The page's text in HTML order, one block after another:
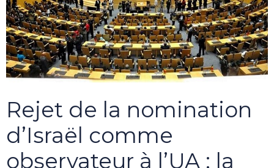
Rejet de la nomination
d’Israël comme
observateur à l’UA : la